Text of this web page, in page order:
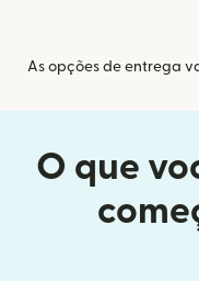
As opções de entrega
O que